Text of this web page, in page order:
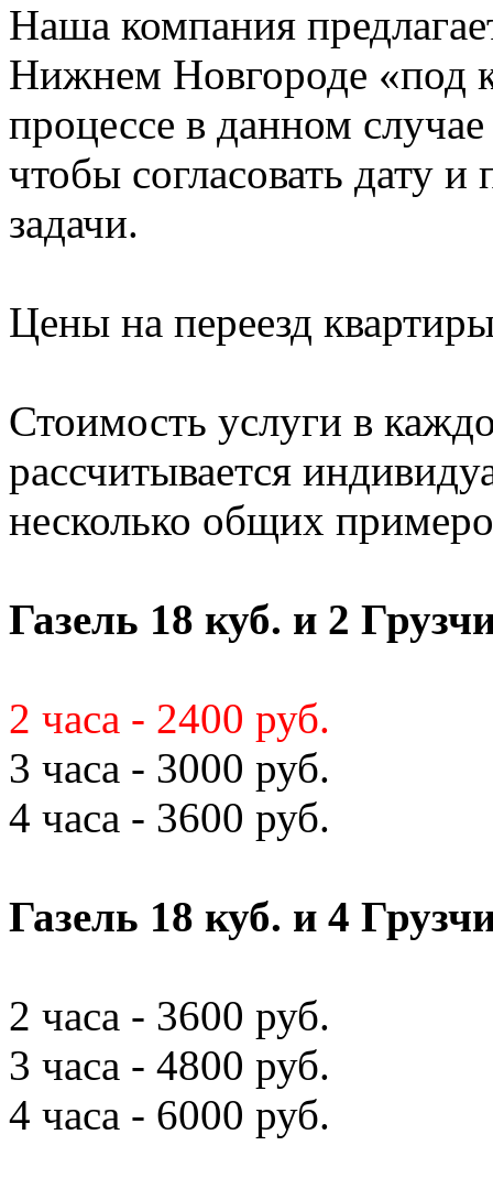
Наша компания
Нижнем Новгороде «под
процессе в данном
чтобы согласовать дату
задачи.
Цены на переезд
Стоимость услуги в
рассчитывается
несколько общих
Газель 18 куб. и 2
2 часа - 2400 руб.
3 часа - 3000 руб.
4 часа - 3600 руб.
Газель 18 куб. и 4
2 часа - 3600 руб.
3 часа - 4800 руб.
4 часа - 6000 руб.